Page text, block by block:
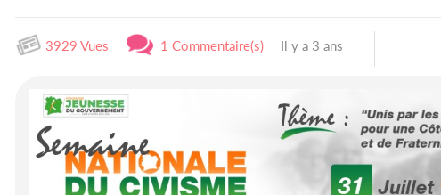
3929 Vues 1 Commentaire(s) Il y a 3 ans